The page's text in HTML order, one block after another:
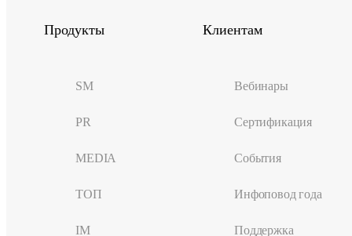
Продукты
SM
PR
MEDIA
ТОП
IM
Клиентам
Вебинары
Сертификация
События
Инфоповод года
Поддержка